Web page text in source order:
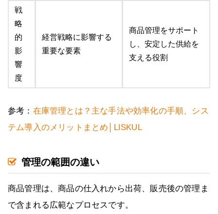
戦
略
的
影
響
度
経営戦略に影響する
重要な要素
商品管理をサポート
し、安定した供給を
支える役割
参考： 在庫管理とは？主な手法や効率化の手順、シス
テム導入のメリットまとめ│LISKUL
管理の範囲の違い
商品管理は、商品の仕入れから出荷、販売後の管理ま
で含まれる広範なプロセスです。